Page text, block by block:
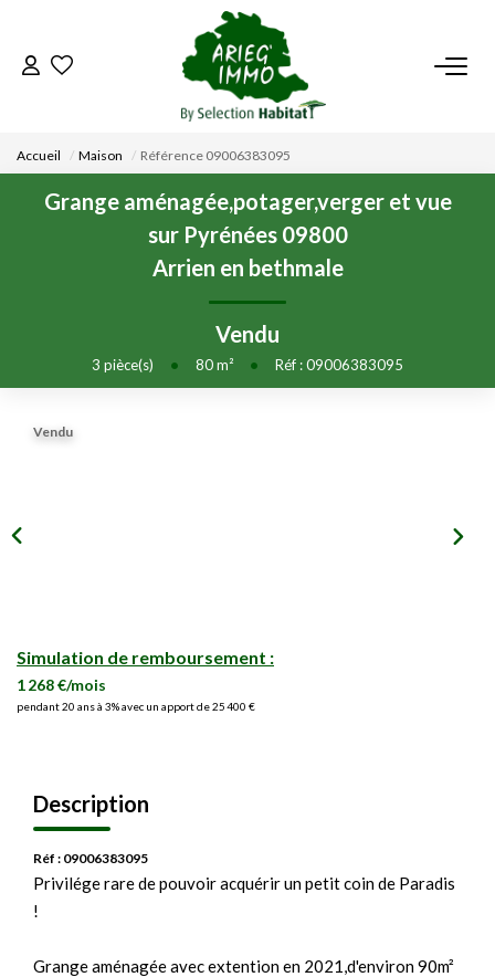
ACCUEIL
NOS BIENS
VENDRE UN BIEN
DÉPOSEZ VOTRE RECHERCHE
NOUS REJOINDRE
Accueil Maison Référence 09006383095
Grange aménagée,potager,verger et vue
sur Pyrénées 09800
Arrien en bethmale
Vendu
3 pièce(s) • 80m² • Réf : 09006383095
Vendu
Simulation de remboursement :
1 268 €/mois
pendant 20 ans à 3% avec un apport de 25 400 €
Description
Réf : 09006383095
Privilége rare de pouvoir acquérir un petit coin de Paradis
!
Grange aménagée avec extention en 2021,d'environ 90m²